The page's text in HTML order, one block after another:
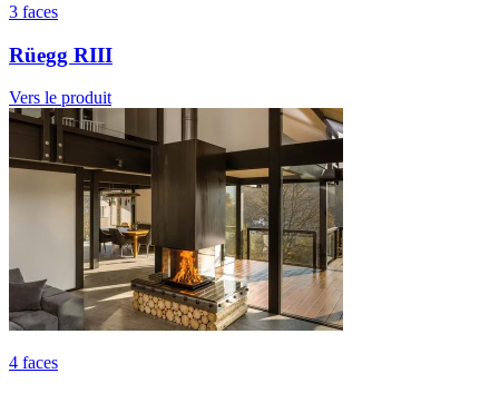
3 faces
Rüegg RIII
Vers le produit
4 faces